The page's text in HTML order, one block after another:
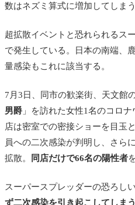
数はネズミ算式に増加してしまう
超拡散イベントと恐れられるス
で発生している。日本の南端、
量感染もこれに該当する。
7月3日、同市の歓楽街、天文館
男爵 」を訪れた女性1名のコロ
店は密室での密接ショーを目玉
員への二次感染が判明し、さら
拡散。
同店だけで66名の陽性者
スーパースプレッダーの恐ろしい
ず二次感染を引き起こしてしまう